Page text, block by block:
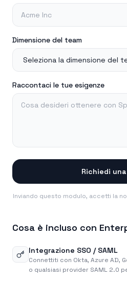
Dimensione del team
Raccontaci le tue esigenze
Richiedi
Inviando questo modulo, accetti la
Cosa è incluso con
Integrazione SSO / SAML
Connettiti con Okta, Azure AD,
o qualsiasi provider SAML 2.0